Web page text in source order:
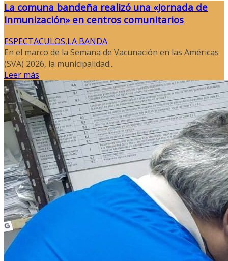
La comuna bandeña realizó una «Jornada de
Inmunización» en centros comunitarios
ESPECTACULOS,LA BANDA
En el marco de la Semana de Vacunación en las Américas
(SVA) 2026, la municipalidad...
Leer más